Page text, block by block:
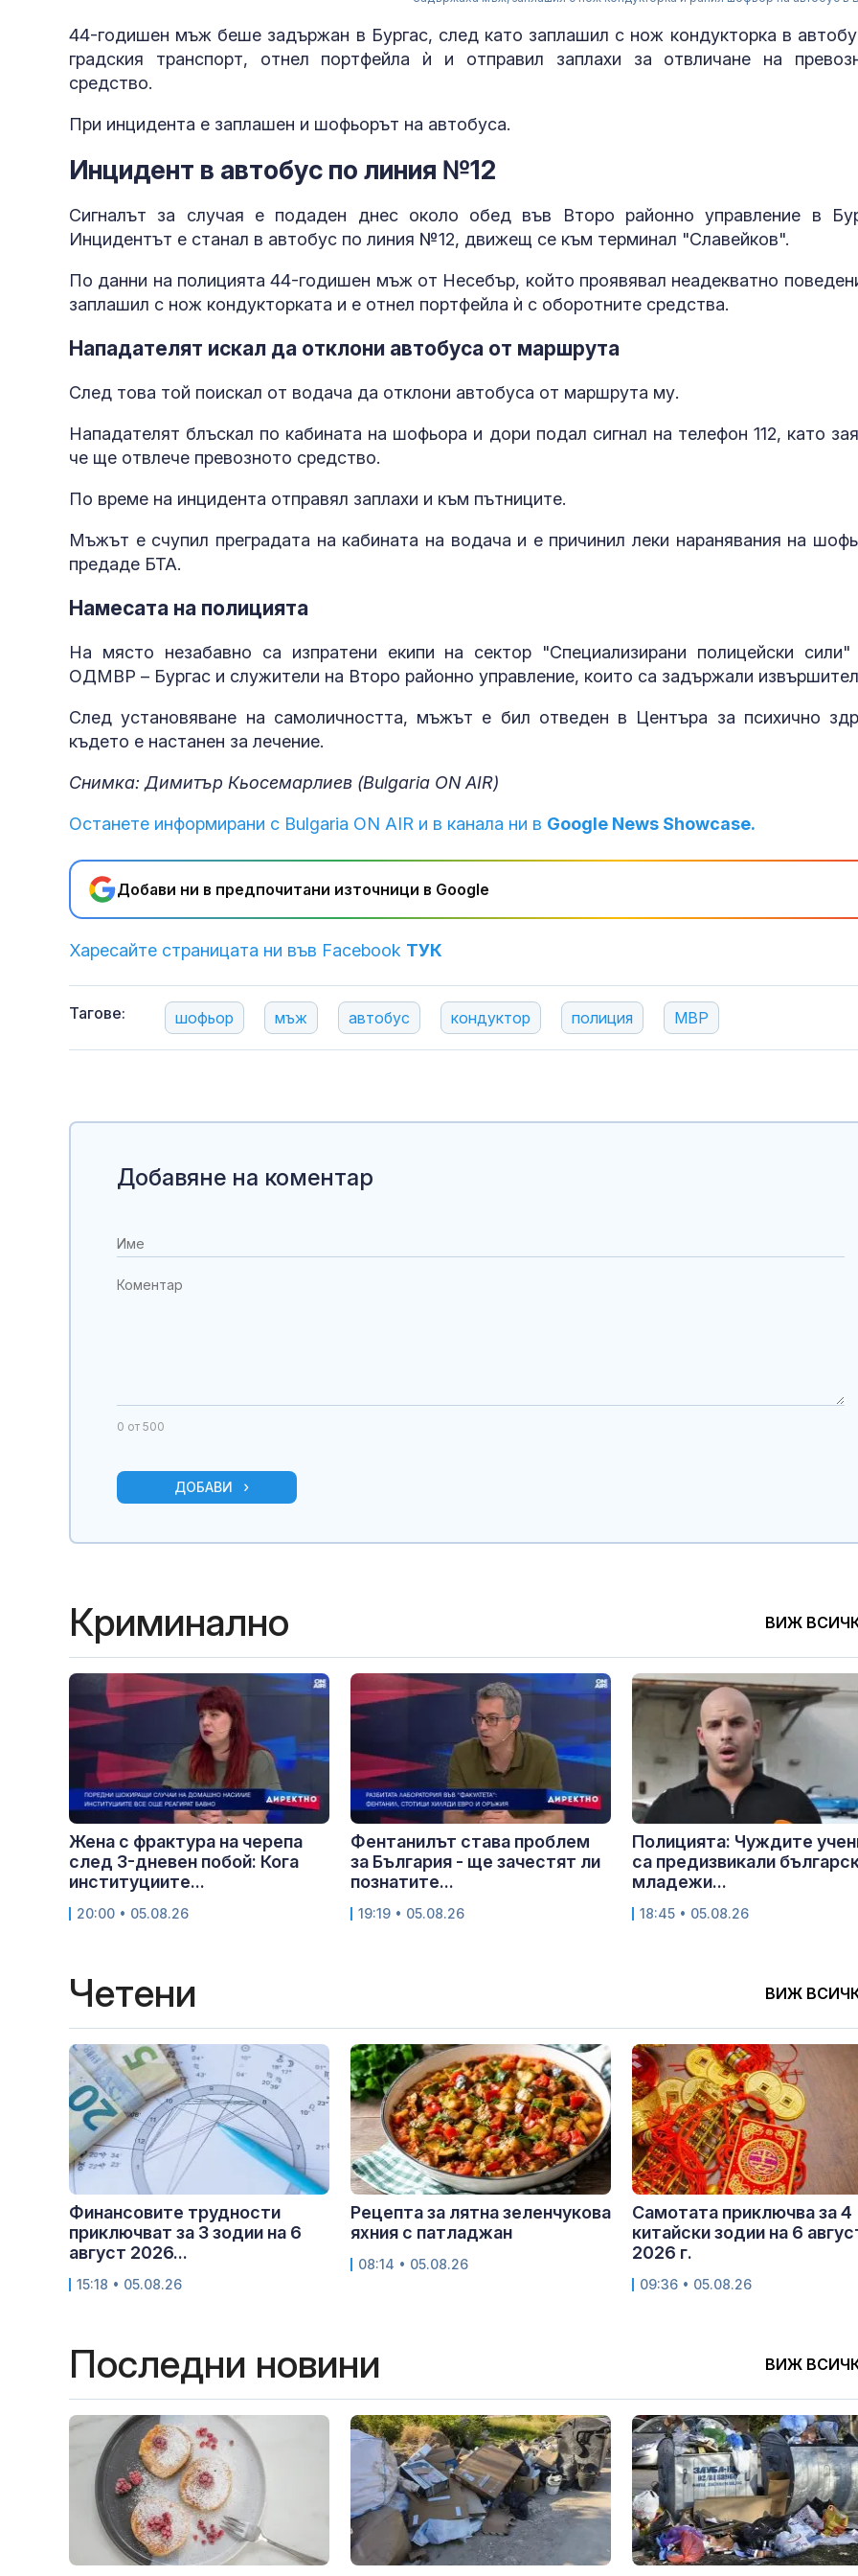
44-годишен мъж беше задържан в Бургас, след като заплашил с нож кондукторка в
градския транспорт, отнел портфейла ѝ и отправил заплахи за отвличане на
средство.
При инцидента е заплашен и шофьорът на автобуса.
Инцидент в автобус по линия №12
Сигналът за случая е подаден днес около обед във Второ районно управление в
Инцидентът е станал в автобус по линия №12, движещ се към терминал "Славейков".
По данни на полицията 44-годишен мъж от Несебър, който проявявал неадекватно
заплашил с нож кондукторката и е отнел портфейла ѝ с оборотните средства.
Нападателят искал да отклони автобуса от маршрута
След това той поискал от водача да отклони автобуса от маршрута му.
Нападателят блъскал по кабината на шофьора и дори подал сигнал на телефон 112, като
че ще отвлече превозното средство.
По време на инцидента отправял заплахи и към пътниците.
Мъжът е счупил преградата на кабината на водача и е причинил леки наранявания на
предаде БТА.
Намесата на полицията
На място незабавно са изпратени екипи на сектор "Специализирани полицейски
ОДМВР – Бургас и служители на Второ районно управление, които са задържали
След установяване на самоличността, мъжът е бил отведен в Центъра за психично
където е настанен за лечение.
Снимка: Димитър Кьосемарлиев (Bulgaria ON AIR)
Останете информирани с Bulgaria ON AIR и в канала ни в Google News Showcase.
Добави ни в предпочитани източници в Google
Харесайте страницата ни във Facebook ТУК
Тагове: шофьор мъж автобус кондуктор полиция МВР
може да
Добавяне на коментар
0 от 500
ДОБАВИ
Криминално ВИЖ
Жена с фрактура на черепа
след 3-дневен побой: Кога
институциите...
20:00 • 05.08.26
Фентанилът става проблем
за България - ще зачестят ли
познатите...
19:19 • 05.08.26
Полицията: Чуждите
са предизвикали
младежи...
18:45 • 05.08.26
Четени ВИЖ
Финансовите трудности
приключват за 3 зодии на 6
август 2026...
15:18 • 05.08.26
Рецепта за лятна зеленчукова
яхния с патладжан
08:14 • 05.08.26
Самотата приключва за 4
китайски зодии на 6
2026 г.
09:36 • 05.08.26
Последни новини ВИЖ